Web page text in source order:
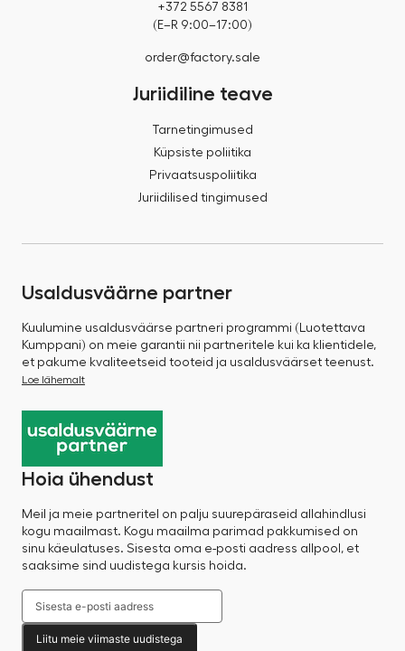
+372 5567 8381
(E–R 9:00–17:00)
order@factory.sale
Juriidiline teave
Tarnetingimused
Küpsiste poliitika
Privaatsuspoliitika
Juriidilised tingimused
Usaldusväärne partner
Kuulumine usaldusväärse partneri programmi (Luotettava
Kumppani) on meie garantii nii partneritele kui ka klientidele,
et pakume kvaliteetseid tooteid ja usaldusväärset teenust.
Loe lähemalt
Hoia ühendust
Meil ja meie partneritel on palju suurepäraseid allahindlusi
kogu maailmast. Kogu maailma parimad pakkumised on
sinu käeulatuses. Sisesta oma e-posti aadress allpool, et
saaksime sind uudistega kursis hoida.
Liitu meie viimaste uudistega